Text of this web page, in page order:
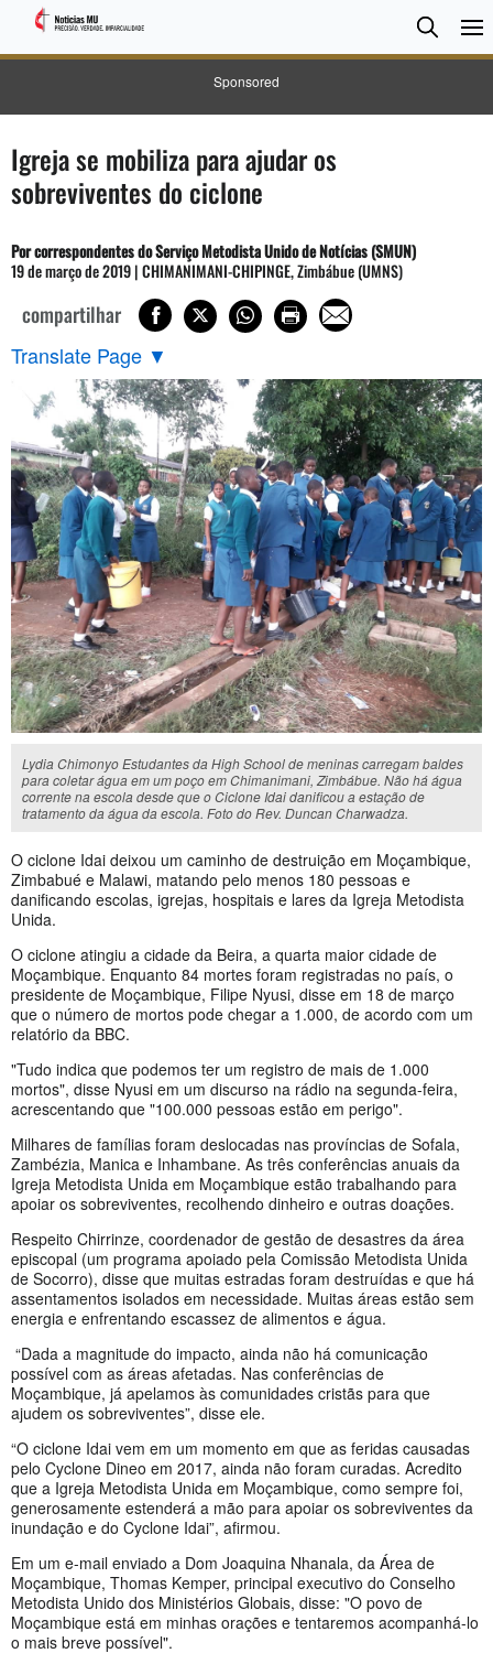
Sponsored
Search
Igreja se mobiliza para ajudar os
sobreviventes do ciclone
Por correspondentes do Serviço Metodista Unido de Notícias (SMUN)
19 de março de 2019 | CHIMANIMANI-CHIPINGE, Zimbábue (UMNS)
compartilhar
Translate Page ▼
Lydia Chimonyo Estudantes da High School de meninas carregam baldes
para coletar água em um poço em Chimanimani, Zimbábue. Não há água
corrente na escola desde que o Ciclone Idai danificou a estação de
tratamento da água da escola. Foto do Rev. Duncan Charwadza.
O ciclone Idai deixou um caminho de destruição em Moçambique,
Zimbabué e Malawi, matando pelo menos 180 pessoas e
danificando escolas, igrejas, hospitais e lares da Igreja Metodista
Unida.
O ciclone atingiu a cidade da Beira, a quarta maior cidade de
Moçambique. Enquanto 84 mortes foram registradas no país, o
presidente de Moçambique, Filipe Nyusi, disse em 18 de março
que o número de mortos pode chegar a 1.000, de acordo com um
relatório da BBC.
"Tudo indica que podemos ter um registro de mais de 1.000
mortos", disse Nyusi em um discurso na rádio na segunda-feira,
acrescentando que "100.000 pessoas estão em perigo".
Milhares de famílias foram deslocadas nas províncias de Sofala,
Zambézia, Manica e Inhambane. As três conferências anuais da
Igreja Metodista Unida em Moçambique estão trabalhando para
apoiar os sobreviventes, recolhendo dinheiro e outras doações.
Respeito Chirrinze, coordenador de gestão de desastres da área
episcopal (um programa apoiado pela Comissão Metodista Unida
de Socorro), disse que muitas estradas foram destruídas e que há
assentamentos isolados em necessidade. Muitas áreas estão sem
energia e enfrentando escassez de alimentos e água.
“Dada a magnitude do impacto, ainda não há comunicação
possível com as áreas afetadas. Nas conferências de
Moçambique, já apelamos às comunidades cristãs para que
ajudem os sobreviventes”, disse ele.
“O ciclone Idai vem em um momento em que as feridas causadas
pelo Cyclone Dineo em 2017, ainda não foram curadas. Acredito
que a Igreja Metodista Unida em Moçambique, como sempre foi,
generosamente estenderá a mão para apoiar os sobreviventes da
inundação e do Cyclone Idai”, afirmou.
Em um e-mail enviado a Dom Joaquina Nhanala, da Área de
Moçambique, Thomas Kemper, principal executivo do Conselho
Metodista Unido dos Ministérios Globais, disse: "O povo de
Moçambique está em minhas orações e tentaremos acompanhá-lo
o mais breve possível".